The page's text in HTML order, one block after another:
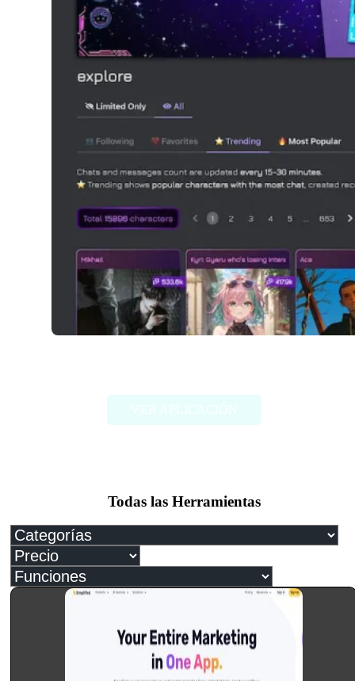
Todas las Herramientas